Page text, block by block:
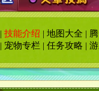
|技能介绍 |地图大全 |
| 宠物专栏 |任务攻略 |